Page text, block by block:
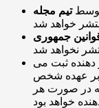
توسطتیم مجله
جمهوری
ثبت می
عهده شخص
در صورت هر